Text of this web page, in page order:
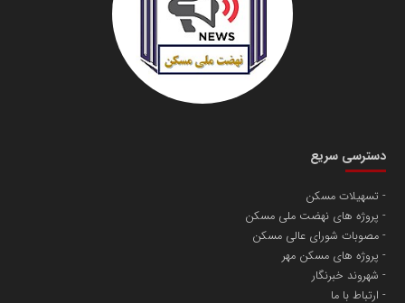
دسترسی سریع
تسهیلات مسکن
پروژه های نهضت ملی مسکن
مصوبات شورای عالی مسکن
پروژه های مسکن مهر
شهروند خبرنگار
ارتباط با ما